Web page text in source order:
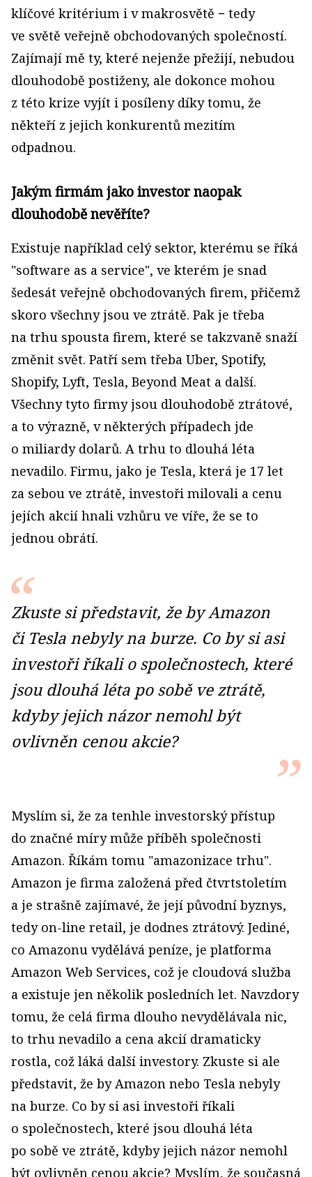
klíčové kritérium i v makrosvětě − tedy
ve světě veřejně obchodovaných společností.
Zajímají mě ty, které nejenže přežijí, nebudou
dlouhodobě postiženy, ale dokonce mohou
z této krize vyjít i posíleny díky tomu, že
někteří z jejich konkurentů mezitím
odpadnou.
Jakým firmám jako investor naopak
dlouhodobě nevěříte?
Existuje například celý sektor, kterému se říká
"software as a service", ve kterém je snad
šedesát veřejně obchodovaných firem, přičemž
skoro všechny jsou ve ztrátě. Pak je třeba
na trhu spousta firem, které se takzvaně snaží
změnit svět. Patří sem třeba Uber, Spotify,
Shopify, Lyft, Tesla, Beyond Meat a další.
Všechny tyto firmy jsou dlouhodobě ztrátové,
a to výrazně, v některých případech jde
o miliardy dolarů. A trhu to dlouhá léta
nevadilo. Firmu, jako je Tesla, která je 17 let
za sebou ve ztrátě, investoři milovali a cenu
jejích akcií hnali vzhůru ve víře, že se to
jednou obrátí.
Zkuste si představit, že by Amazon
či Tesla nebyly na burze. Co by si asi
investoři říkali o společnostech, které
jsou dlouhá léta po sobě ve ztrátě,
kdyby jejich názor nemohl být
ovlivněn cenou akcie?
Myslím si, že za tenhle investorský přístup
do značné míry může příběh společnosti
Amazon. Říkám tomu "amazonizace trhu".
Amazon je firma založená před čtvrtstoletím
a je strašně zajímavé, že její původní byznys,
tedy on-line retail, je dodnes ztrátový. Jediné,
co Amazonu vydělává peníze, je platforma
Amazon Web Services, což je cloudová služba
a existuje jen několik posledních let. Navzdory
tomu, že celá firma dlouho ne­vydělávala nic,
to trhu nevadilo a cena akcií drama­ticky
rostla, což láká další investory. Zkuste si ale
před­stavit, že by Amazon nebo Tesla nebyly
na burze. Co by si asi investoři říkali
o společnostech, které jsou dlouhá léta
po sobě ve ztrátě, kdyby jejich názor nemohl
být ovlivněn cenou akcie? Myslím, že současná